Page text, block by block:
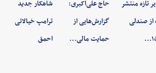
تازه منتشر
صندلی
حاج علی‌اکبری:
گزارش‌هایی از
حمایت مالی…
شاهکار جدید
ترامپ خیالاتی
احمق